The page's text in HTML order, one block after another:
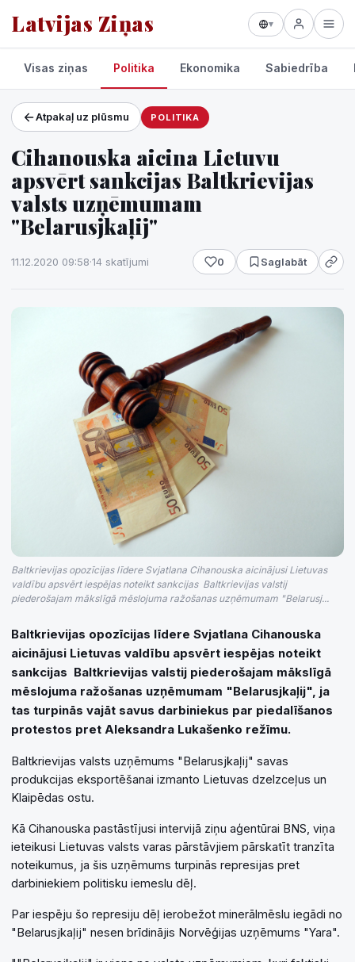
Latvijas Ziņas ▾
Projekti un pakalpojumi
Laikapstākļi
Visas ziņas Politika Ekonomika Sabiedrība
Atpakaļ uz plūsmu POLITIKA
Cihanouska aicina Lietuvu
apsvērt sankcijas Baltkrievijas
valsts uzņēmumam
"Belarusjkaļij"
11.12.2020 09:58·14 skatījumi 0 Saglabāt
Baltkrievijas opozīcijas līdere Svjatlana Cihanouska aicinājusi Lietuvas
valdību apsvērt iespējas noteikt sankcijas Baltkrievijas valstij
piederošajam mākslīgā mēslojuma ražošanas uzņēmumam "Belarusj...
Baltkrievijas opozīcijas līdere Svjatlana Cihanouska
aicinājusi Lietuvas valdību apsvērt iespējas noteikt
sankcijas Baltkrievijas valstij piederošajam mākslīgā
mēslojuma ražošanas uzņēmumam "Belarusjkaļij", ja
tas turpinās vajāt savus darbiniekus par piedalīšanos
protestos pret Aleksandra Lukašenko režīmu.
Baltkrievijas valsts uzņēmums "Belarusjkaļij" savas
produkcijas eksportēšanai izmanto Lietuvas dzelzceļus un
Klaipēdas ostu.
Kā Cihanouska pastāstījusi intervijā ziņu aģentūrai BNS, viņa
ieteikusi Lietuvas valsts varas pārstāvjiem pārskatīt tranzīta
noteikumus, ja šis uzņēmums turpinās represijas pret
darbiniekiem politisku iemeslu dēļ.
Par iespēju šo represiju dēļ ierobežot minerālmēslu iegādi no
"Belarusjkaļij" nesen brīdinājis Norvēģijas uzņēmums "Yara".